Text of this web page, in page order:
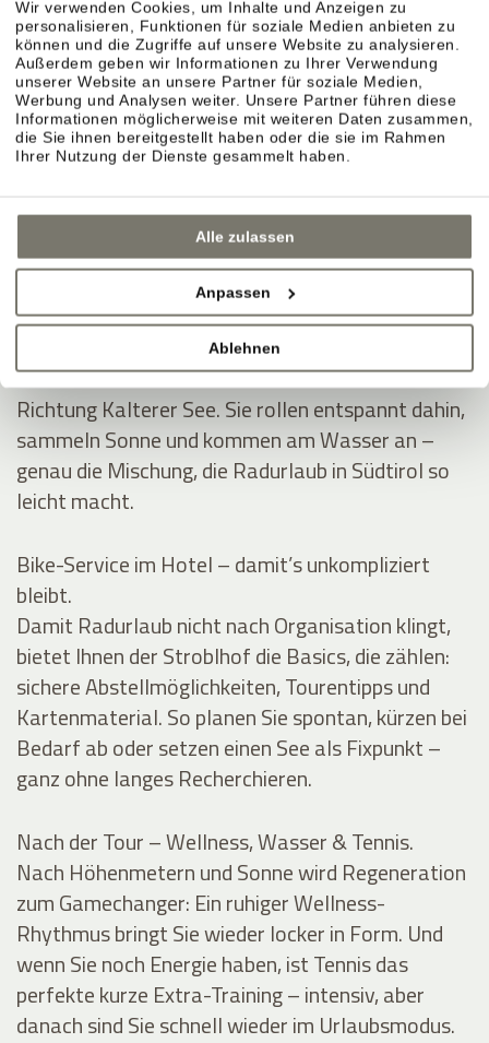
Wir verwenden Cookies, um Inhalte und Anzeigen zu
personalisieren, Funktionen für soziale Medien anbieten zu
können und die Zugriffe auf unsere Website zu analysieren.
Außerdem geben wir Informationen zu Ihrer Verwendung
unserer Website an unsere Partner für soziale Medien,
Werbung und Analysen weiter. Unsere Partner führen diese
Informationen möglicherweise mit weiteren Daten zusammen,
die Sie ihnen bereitgestellt haben oder die sie im Rahmen
Ihrer Nutzung der Dienste gesammelt haben.
Alle zulassen
Anpassen
Ablehnen
Montiggler Seen – erst radeln, dann ins Wasser.
Wenn Sie im Radurlaub ein klares Ziel möchten,
sind die Montiggler Seen ideal: Sie fahren sich aus,
springen danach ins kühle Wasser und spüren
sofort dieses Sommerurlaubsgefühl – besonders
an heißen Tagen.
Kalterer See – durch Weinberge ins Südtirol-
Die Klassiker-Route führt durch die Rebreihen
Richtung Kalterer See. Sie rollen entspannt dahin,
sammeln Sonne und kommen am Wasser an –
genau die Mischung, die Radurlaub in Südtirol so
leicht macht.
Bike-Service im Hotel – damit’s unkompliziert
bleibt.
Damit Radurlaub nicht nach Organisation klingt,
bietet Ihnen der Stroblhof die Basics, die zählen:
sichere Abstellmöglichkeiten, Tourentipps und
Kartenmaterial. So planen Sie spontan, kürzen bei
Bedarf ab oder setzen einen See als Fixpunkt –
ganz ohne langes Recherchieren.
Nach der Tour – Wellness, Wasser & Tennis.
Nach Höhenmetern und Sonne wird Regeneration
zum Gamechanger: Ein ruhiger Wellness-
Rhythmus bringt Sie wieder locker in Form. Und
wenn Sie noch Energie haben, ist Tennis das
perfekte kurze Extra-Training – intensiv, aber
danach sind Sie schnell wieder im Urlaubsmodus.